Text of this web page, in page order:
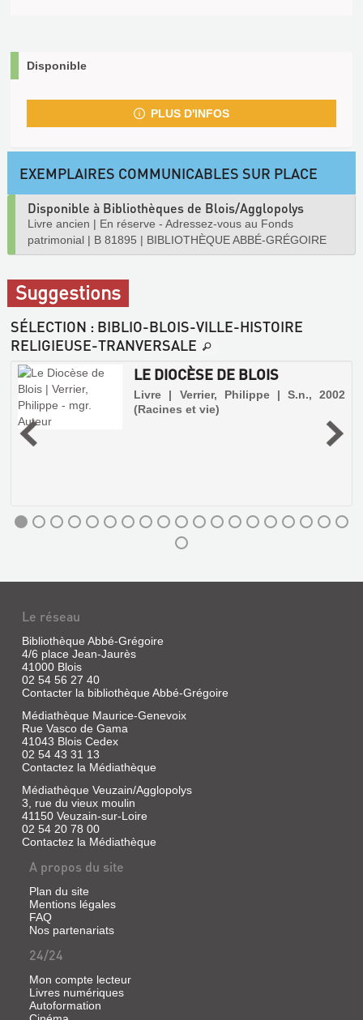
Disponible
PLUS D'INFOS
EXEMPLAIRES COMMUNICABLES SUR PLACE
Disponible à Bibliothèques de Blois/Agglopolys
Livre ancien | En réserve - Adressez-vous au Fonds
patrimonial | B 81895 | BIBLIOTHÈQUE ABBÉ-GRÉGOIRE
Suggestions
SÉLECTION : BIBLIO-BLOIS-VILLE-HISTOIRE
RELIGIEUSE-TRANVERSALE
LE DIOCÈSE DE BLOIS
Livre | Verrier, Philippe | S.n., 2002
(Racines et vie)
LE
DIOCÈSE
DE
BLOIS
Livre
|
Verrier,
Philippe
|
S.n.,
2002
(Racines
et
vie)
Le réseau
Bibliothèque Abbé-Grégoire
4/6 place Jean-Jaurès
41000 Blois
02 54 56 27 40
Contacter la bibliothèque Abbé-Grégoire
Médiathèque Maurice-Genevoix
Rue Vasco de Gama
41043 Blois Cedex
02 54 43 31 13
Contactez la Médiathèque
Médiathèque Veuzain/Agglopolys
3, rue du vieux moulin
41150 Veuzain-sur-Loire
02 54 20 78 00
Contactez la Médiathèque
A propos du site
Plan du site
Mentions légales
FAQ
Nos partenariats
24/24
Mon compte lecteur
Livres numériques
Autoformation